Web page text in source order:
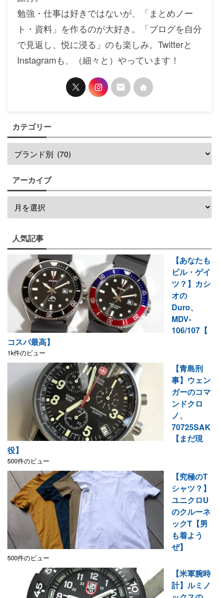
勉強・仕事は好きではないが、「まとめノー
ト・資料」を作るのが大好き。「ブログを自分
で見返し、悦に浸る」のも楽しみ。Twitterと
Instagramも、（細々と）やっています！
カテゴリー
アーカイブ
人気記事
【あなたも
ビル・ゲイ
ツ？】カシ
オの
Duro、
MDV-
106/107【
コスパ最高】
1k件のビュー
【青島刑
事】ウェン
ガーのコマ
ンドクロ
ノ、
70725SAK
【まだ現
役】
500件のビュー
【究極のT
シャツ？】
ユニクロU
のクルーネ
ックT【男
も着よう
ぜ】
500件のビュー
【米軍腕時
計】ルミノ